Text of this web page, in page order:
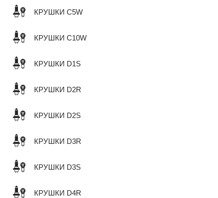
КРУШКИ C5W
КРУШКИ C10W
КРУШКИ D1S
КРУШКИ D2R
КРУШКИ D2S
КРУШКИ D3R
КРУШКИ D3S
КРУШКИ D4R